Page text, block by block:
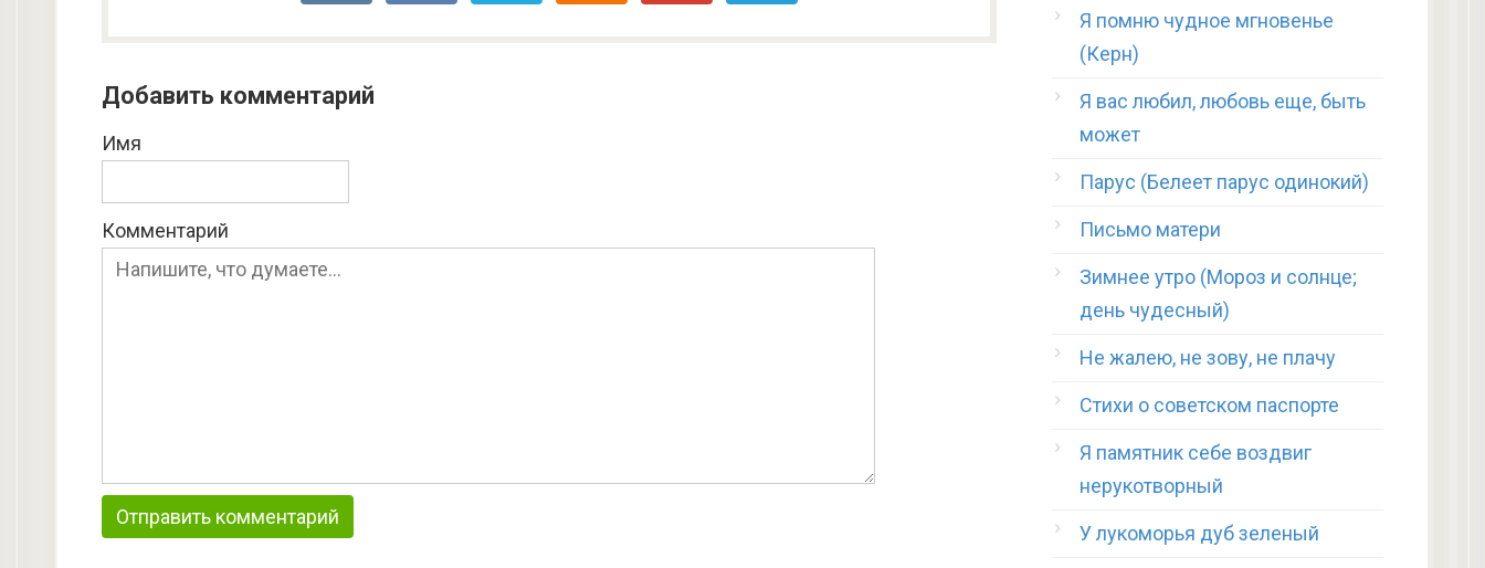
Добавить комментарий
Имя
Комментарий
Я помню чудное мгновенье
(Керн)
Я вас любил, любовь еще, быть
может
Парус (Белеет парус одинокий)
Письмо матери
Зимнее утро (Мороз и солнце;
день чудесный)
Не жалею, не зову, не плачу
Стихи о советском паспорте
Я памятник себе воздвиг
нерукотворный
У лукоморья дуб зеленый